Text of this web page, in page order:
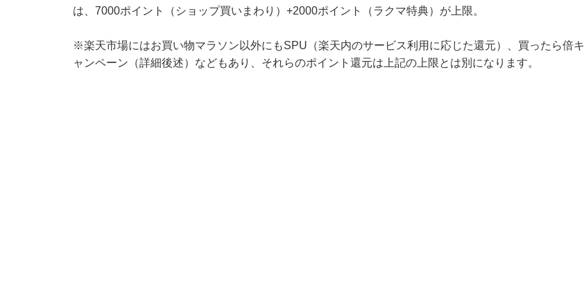
は、7000ポイント（ショップ買いまわり）+2000ポイント（ラクマ特典）が上限。
※楽天市場にはお買い物マラソン以外にもSPU（楽天内のサービス利用に応じた還元）、買ったら倍キ
ャンペーン（詳細後述）などもあり、それらのポイント還元は上記の上限とは別になります。